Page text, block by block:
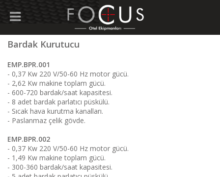
Bardak Kurutucu
EMP.BPR.001
- 0,37 Kw 220 V/50-60 Hz motor gücü.
- 2,62 Kw makine toplam gücü.
- 600-720 bardak/saat kapasitesi.
- 8 adet bardak parlatıcı püskülü.
- Sıcak hava kurutma kanalları.
- Paslanmaz çelik gövde.
EMP.BPR.002
- 0,37 Kw 220 V/50-60 Hz motor gücü.
- 1,49 Kw makine toplam gücü.
- 300-360 bardak/saat kapasitesi.